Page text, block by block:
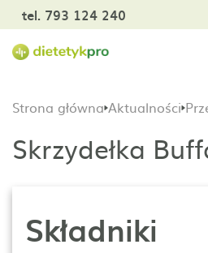
tel. 793 124 240
Strona główna Aktualności
Skrzydełka
Składniki